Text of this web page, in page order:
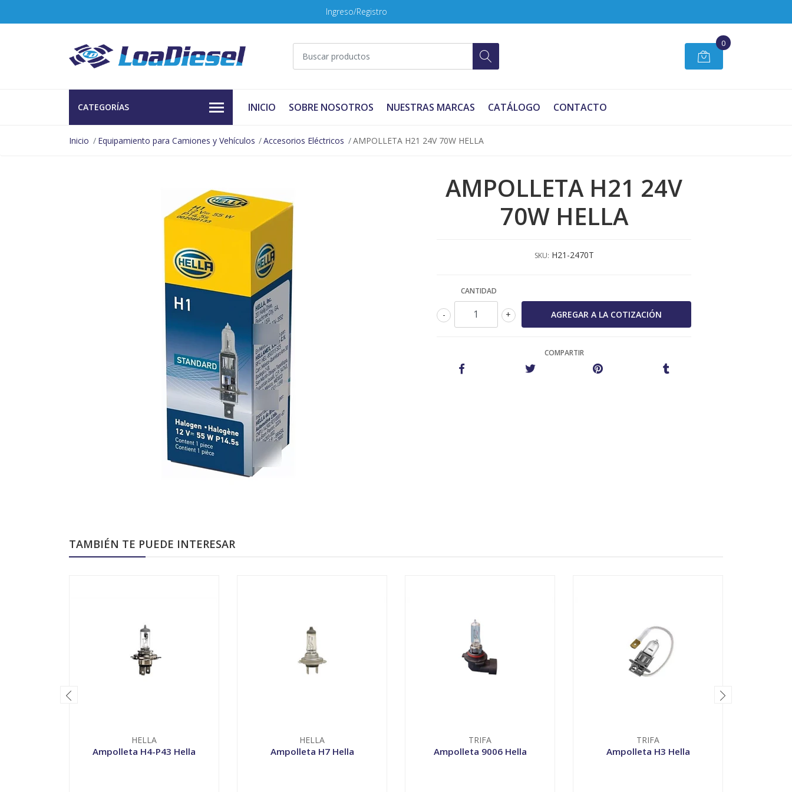
Ingreso/Registro
0
CATEGORÍAS INICIO SOBRE NOSOTROS NUESTRAS MARCAS CATÁLOGO CONTACTO
Inicio Equipamiento para Camiones y Vehículos Accesorios Eléctricos AMPOLLETA H21 24V 70W HELLA
AMPOLLETA H21 24V
70W HELLA
SKU: H21-2470T
CANTIDAD
+
-
COMPARTIR
TAMBIÉN TE PUEDE INTERESAR
HELLA
Ampolleta H4-P43 Hella
HELLA
Ampolleta H7 Hella
TRIFA
Ampolleta 9006 Hella
TRIFA
Ampolleta H3 Hella